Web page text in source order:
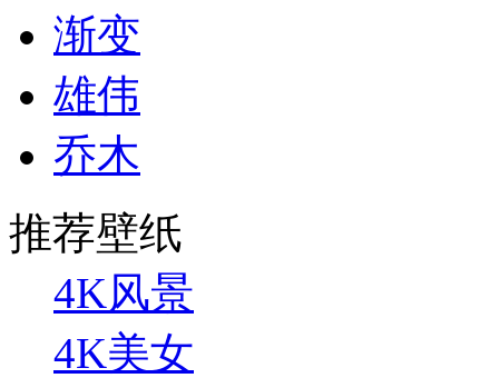
渐变
雄伟
乔木
推荐壁纸
4K风景
4K美女